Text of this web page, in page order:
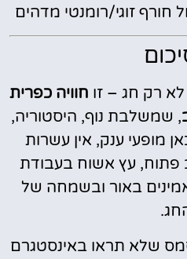
חורף זוגי/רומנטי מדהים
רק חג – זו חוויה כפרית
, שמשלבת נוף, היסטוריה,
מופעי ענק, אין עשרות
פתוח, עץ אשוח בעבודת
באור ובשמחה של
שלא תראו באינסטגרם